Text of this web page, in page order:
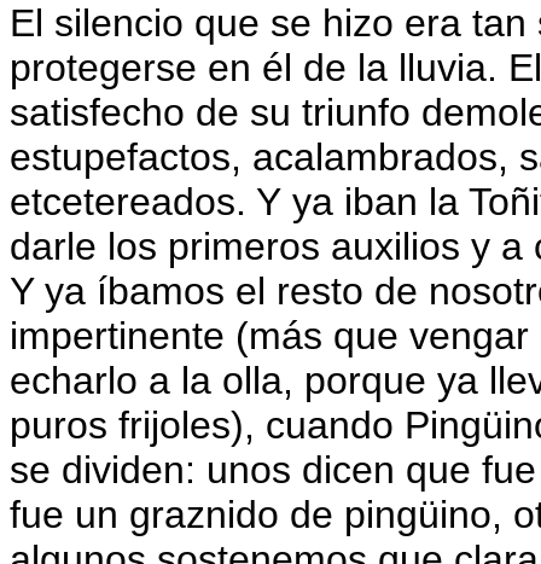
El silencio que se hizo era
protegerse en él de la lluvia.
satisfecho de su triunfo
estupefactos, acalambrados,
etcetereados. Y ya iban la
darle los primeros auxilios y
Y ya íbamos el resto de
impertinente (más que
echarlo a la olla, porque ya
puros frijoles), cuando
se dividen: unos dicen que
fue un graznido de pingüino,